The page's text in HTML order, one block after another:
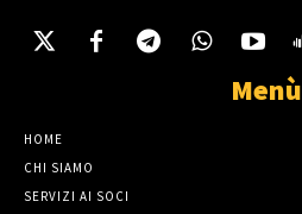
Menù
HOME
CHI SIAMO
SERVIZI AI SOCI